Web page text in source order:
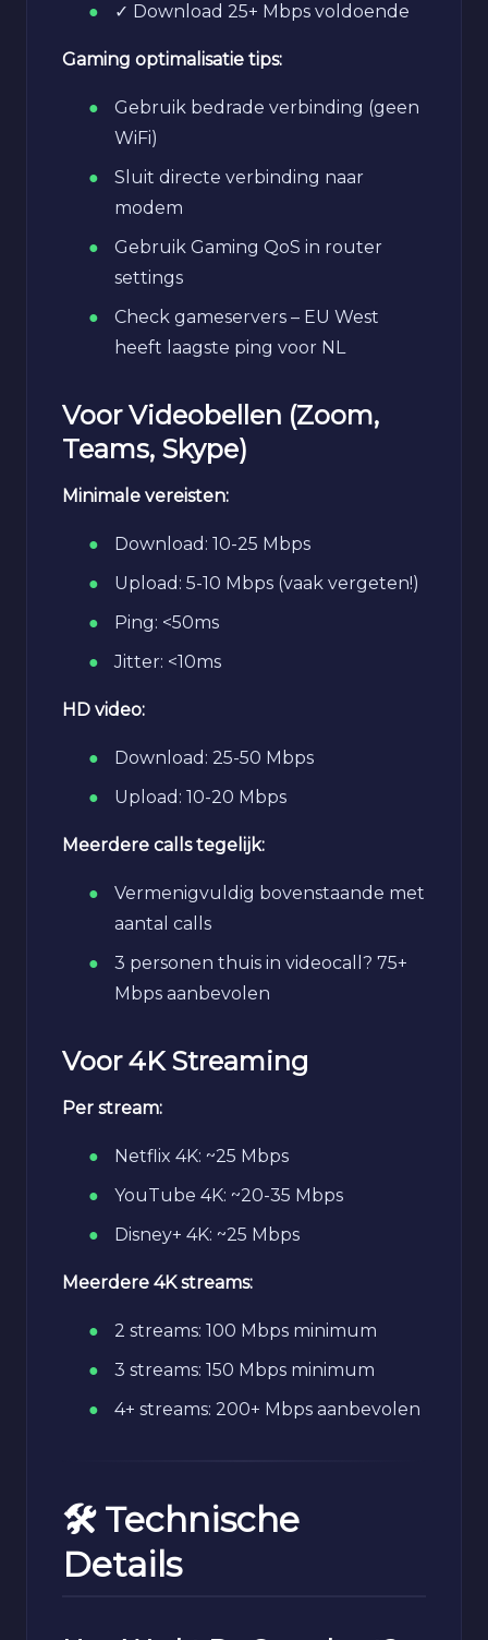
✓ Download 25+ Mbps voldoende
Gaming optimalisatie tips:
Gebruik bedrade verbinding (geen
WiFi)
Sluit directe verbinding naar
modem
Gebruik Gaming QoS in router
settings
Check gameservers – EU West
heeft laagste ping voor NL
Voor Videobellen (Zoom,
Teams, Skype)
Minimale vereisten:
Download: 10-25 Mbps
Upload: 5-10 Mbps (vaak vergeten!)
Ping: <50ms
Jitter: <10ms
HD video:
Download: 25-50 Mbps
Upload: 10-20 Mbps
Meerdere calls tegelijk:
Vermenigvuldig bovenstaande met
aantal calls
3 personen thuis in videocall? 75+
Mbps aanbevolen
Voor 4K Streaming
Per stream:
Netflix 4K: ~25 Mbps
YouTube 4K: ~20-35 Mbps
Disney+ 4K: ~25 Mbps
Meerdere 4K streams:
2 streams: 100 Mbps minimum
3 streams: 150 Mbps minimum
4+ streams: 200+ Mbps aanbevolen
🛠️ Technische
Details